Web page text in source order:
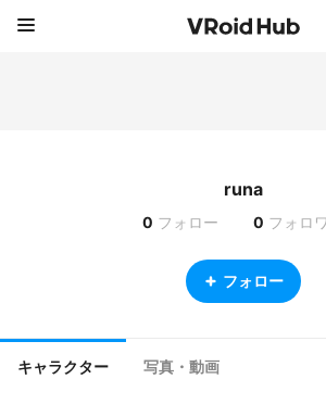
runa
0 フォロー 0 フォロ
フォロー
キャラクター 写真・動画